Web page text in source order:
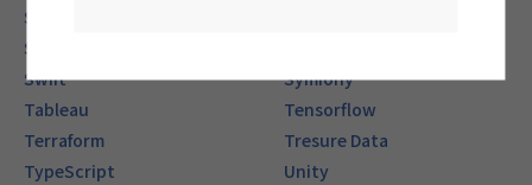
Spring Boot
SQL Server
Swift
Symfony
Tableau
Tensorflow
Terraform
Tresure Data
TypeScript
Unity